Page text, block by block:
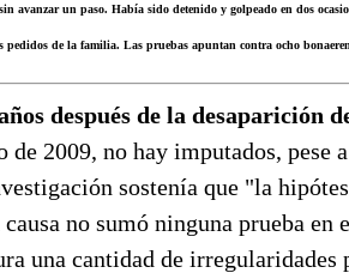
avanzar un paso. Había sido detenido y golpeado en dos
de la familia. Las pruebas apuntan contra ocho
después de la desaparición
2009, no hay imputados, pese
sostenía que "la
no sumó ninguna prueba en
una cantidad de irregularidades